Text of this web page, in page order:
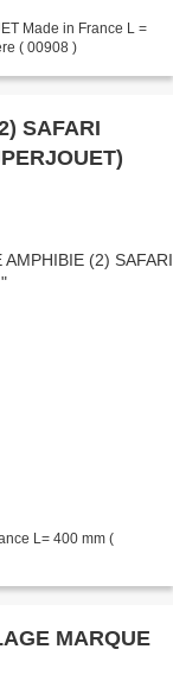
Made in France L =
( 00908 )
SAFARI
L= 400 mm (
MARQUE